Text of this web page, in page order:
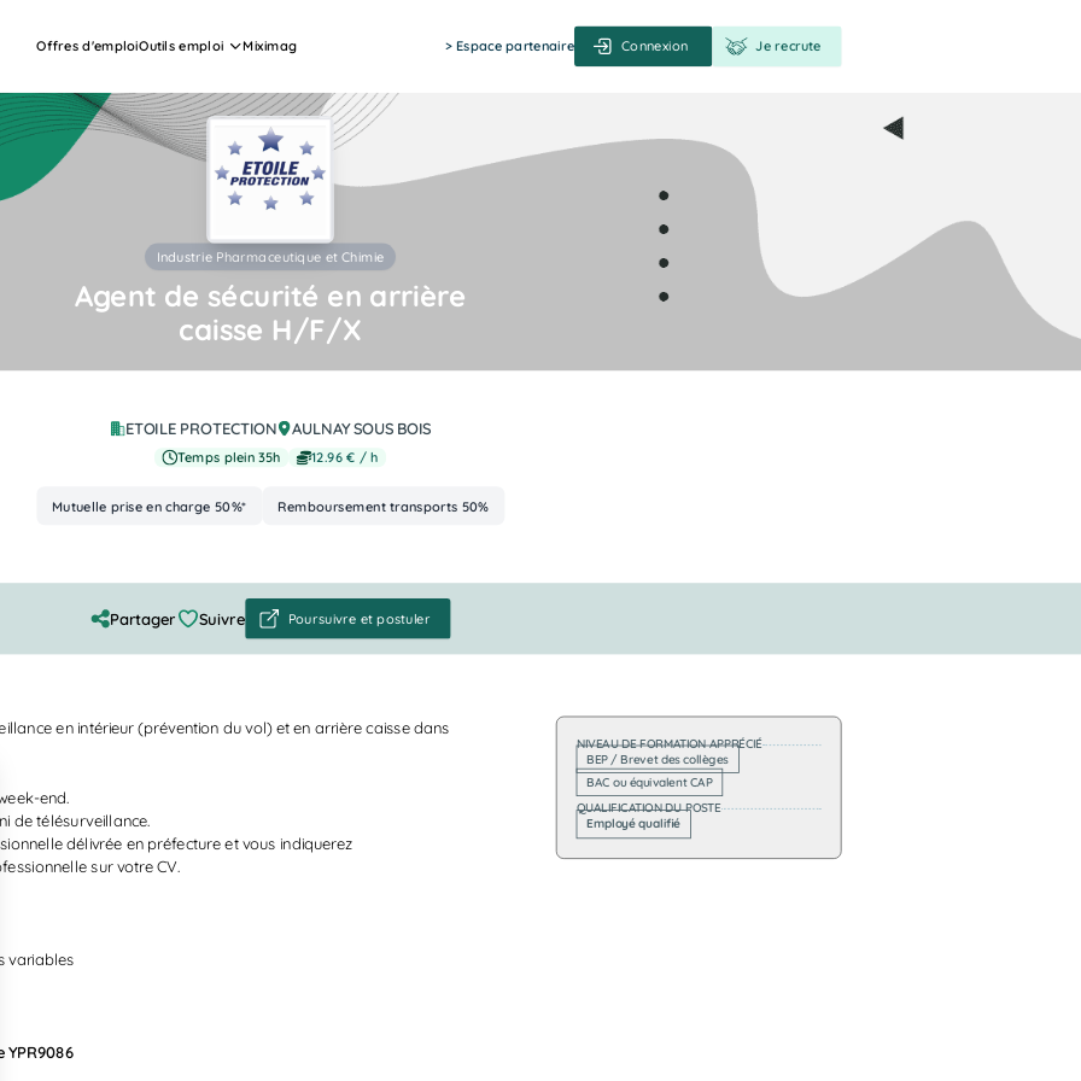
Offres d'emploiOutils emploi Miximag > Espace partenaire Connexion Je recrute
Industrie Pharmaceutique et Chimie
Agent de sécurité en arrière
caisse H/F/X
ETOILE PROTECTION AULNAY SOUS BOIS
Temps plein 35h 12.96 € / h
Advantages
Mutuelle prise en charge 50%* Remboursement transports 50%
Job Actions
Partager Suivre Poursuivre et postuler
en intérieur (prévention du vol) et en arrière caisse dans
end.
de télésurveillance.
délivrée en préfecture et vous indiquerez
sur votre CV.
variables
NIVEAU DE FORMATION APPRÉCIÉ
BEP / Brevet des collèges
BAC ou équivalent CAP
QUALIFICATION DU POSTE
Employé qualifié
YPR9086